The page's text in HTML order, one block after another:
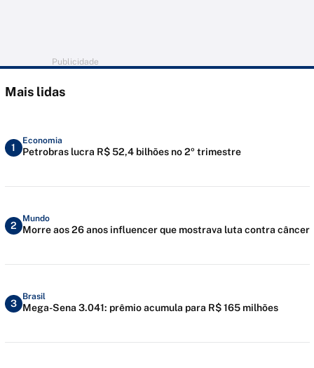
Publicidade
Mais lidas
1
Economia
Petrobras lucra R$ 52,4 bilhões no 2º trimestre
2
Mundo
Morre aos 26 anos influencer que mostrava luta contra câncer
3
Brasil
Mega-Sena 3.041: prêmio acumula para R$ 165 milhões